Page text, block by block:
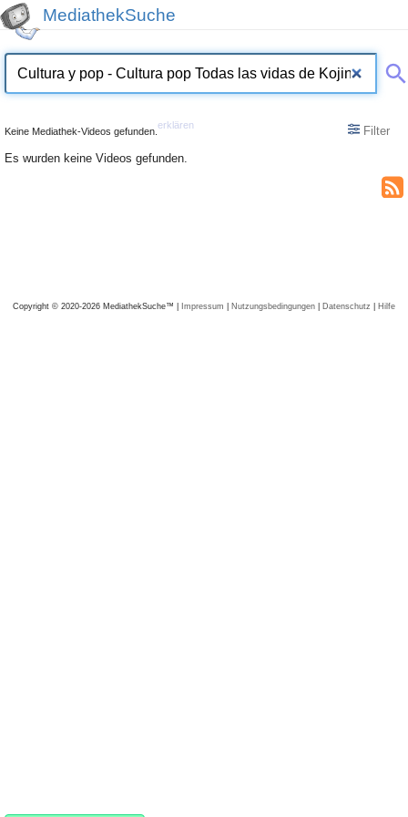
MediathekSuche
Keine Mediathek-Videos gefunden.
erklären
Filter
Es wurden keine Videos gefunden.
Copyright © 2020-2026 MediathekSuche™ | Impressum | Nutzungsbedingungen | Datenschutz | Hilfe